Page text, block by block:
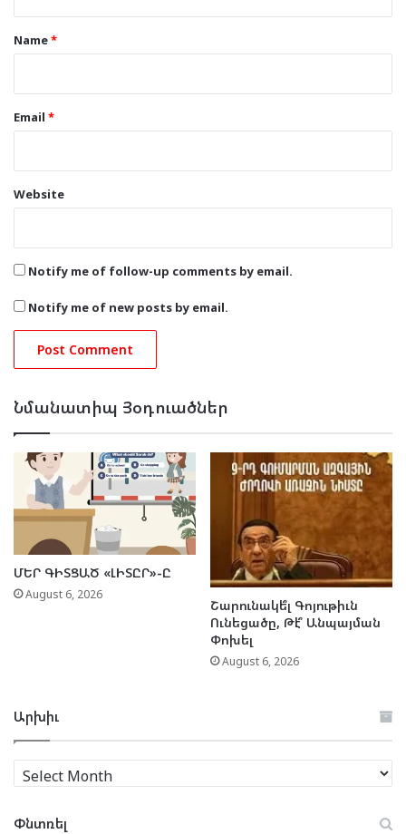
*Name*
Email *
Website
Notify me of follow-up comments by email.
Notify me of new posts by email.
Նմանատիպ Յօդուածներ
ՄԵՐ ԳԻՏՑԱԾ «ԼԻՏԸՐ»-Ը
August 6, 2026
Շարունակե՞լ Գոյութիւն
Ունեցածը, Թէ՞ Անպայման
Փոխել
August 6, 2026
Արխիւ
Արխիւ
Փնտռել